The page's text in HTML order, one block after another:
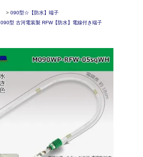
> 090型☆【防水】端子
090型 古河電装製 RFW【防水】電線付き端子